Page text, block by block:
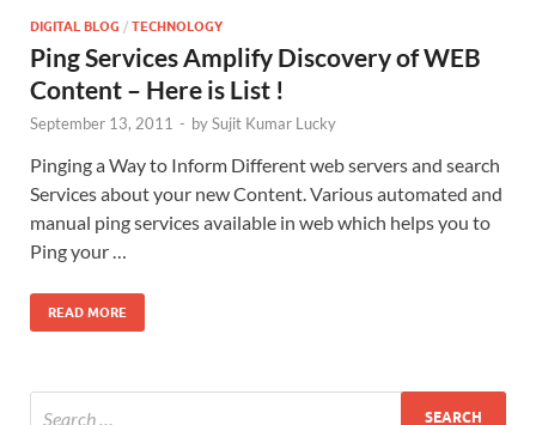
DIGITAL BLOG / TECHNOLOGY
Ping Services Amplify Discovery of WEB
Content – Here is List !
September 13, 2011 - bySujit Kumar Lucky
Pinging a Way to Inform Different web servers and search
Services about your new Content. Various automated and
manual ping services available in web which helps you to
Ping your …
READ MORE